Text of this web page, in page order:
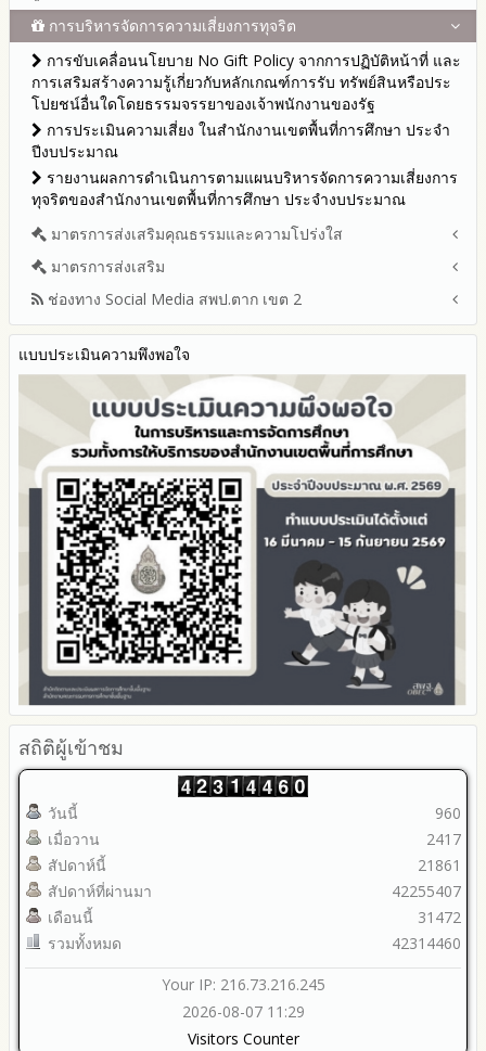
ข่าวประชาสัมพันธ์
ข่าวสารพัฒนาสำนักงานเกี่ยวข้องกับแนวทางส่งเสริมความ
โปร่งใส
ปีงบประมาณ 2568
ปีงบประมาณ 2567
ปีงบประมาณ 2566
ปีงบประมาณ 2565
รายงานผลการดำเนินงานประจำปี
รายงานผลปี 2568
รายงานผลปี 2567
รายงานผลปี 2565
รายงานผลปี 2564
คู่มือหรือแนวทางการปฏิบัติงานของเจ้าหน้าที่
ติดต่อ
ระบบการให้บริการผ่านช่องทางออนไลน์ (E-Service)
My School
SL-WEB
BRSS
ACC Tak2
ข้อมูลสถิติการให้บริการ
รายงานสรุปผลการจัดซื้อจัดจ้างหรือการจัดหาพัสดุของสำนักงาน
เขตพื้นที่การศึกษา ประจำปีงบประมาณ พ.ศ. 2568
ปีงบประมาณ พ.ศ.2569
รายงานผลการบริหารและพัฒนาทรัพยากรบุคคลประจำ
ปีงบประมาณ
ประมวลจริยธรรมและการขับเคลื่อนจริยธรรม
แนวปฏิบัติการจัดการเรื่องร้องเรียนการทุจริตและประพฤติมิชอบ
ช่องทางแจ้งเรื่องร้องเรียนการทุจริตและประพฤติมิชอบ
ข้อมูลสถิติเรื่องร้องเรียนการทุจริตและประพฤติมิชอบ ประจำ
ปีงบประมาณ
การเปิดโอกาสให้มีส่วนร่วมในการดำเนินงานปีงบประมาณ
การบริหารจัดการความเสี่ยงการทุจริต
การขับเคลื่อนนโยบาย No Gift Policy จากการปฏิบัติหน้าที่ และ
การเสริมสร้างความรู้เกี่ยวกับหลักเกณฑ์การรับ ทรัพย์สินหรือประ
โปยชน์อื่นใดโดยธรรมจรรยาของเจ้าพนักงานของรัฐ
การประเมินความเสี่ยง ในสำนักงานเขตพื้นที่การศึกษา ประจำ
ปีงบประมาณ
รายงานผลการดำเนินการตามแผนบริหารจัดการความเสี่ยงการ
ทุจริตของสำนักงานเขตพื้นที่การศึกษา ประจำงบประมาณ
มาตรการส่งเสริมคุณธรรมและความโปร่งใส
แผนปฏิบัติการป้องกันการทุจริตประจำปีงบประมาณ
2569
2568
2567
2566
2565
2564
รายงานผลการดำเนินการป้องกันการทุจริตประจำปี
2568
2567
2566
2565
2564
2563
รายงานการกำกับติดตาม
มาตรการส่งเสริมคุณธรรมและความโปร่งใสภายใน สพท.
การนำผลการประเมิน ITA ไปสู่การพัฒนาองค์กร
รายงานผลการดำเนินการเพื่อส่งเสริมคุณธรรมและความโปร่งใส
มาตรการส่งเสริม
มาตรการเผยแพร่ข้อมูลต่อสาธารณะ
มาตรการส่งเสริมความโปร่งใสในการจัดซื้อจัดจ้าง
มาตราการจัดการเรื่องร้องเรียนการทุจริต
มาตรการป้องกันการรับสินบน
มาตรการป้องกันการขัดกันระหว่างผลประโยชน์ส่วนตนกับส่วนรวม
มาตรการตรวจสอบการใช้ดุลพินิจ
มาตราการให้ผู้มีส่วนได้ส่วนเสียมีส่วนร่วม
ช่องทาง Social Media สพป.ตาก เขต 2
Q&A / ชมเชย / เสนอแนะ
Facebook เพจ สพป.ตาก 2
Youtube ช่อง สพป.ตาก เขต 2
Youtube เรื่องเล่าข่าวตาก 2
แบบประเมินความพึงพอใจ
สถิติผู้เข้าชม
วันนี้
เมื่อวาน
สัปดาห์นี้
สัปดาห์ที่ผ่านมา
เดือนนี้
รวมทั้งหมด
960
2417
21861
42255407
31472
42314460
Your IP: 216.73.216.245
2026-08-07 11:29
Visitors Counter